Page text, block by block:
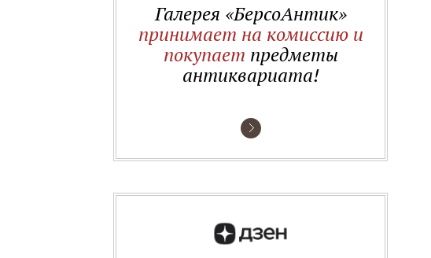
Галерея «БерсоАнтик»
принимает на комиссию и
покупает предметы
антиквариата!